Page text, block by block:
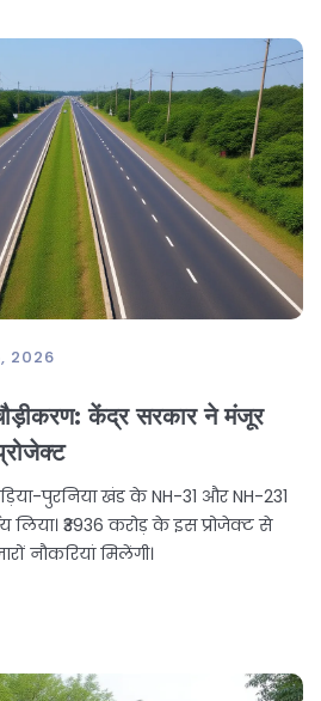
2026
केंद्र सरकार ने मंजूर
पुरनिया खंड के NH-31 और NH-231
लिया। ₹3936 करोड़ के इस प्रोजेक्ट से
नौकरियां मिलेंगी।